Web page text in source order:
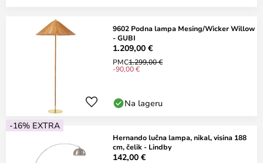
9602 Podna lampa Mesing/Wicker Willow
- GUBI
1.209,00 €
PMC1.299,00 €
-90,00 €
Na lageru
-16% EXTRA
Hernando lučna lampa, nikal, visina 188
cm, čelik - Lindby
142,00 €